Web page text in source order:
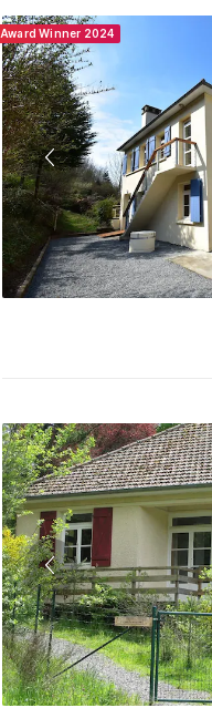
Award Winner 2024